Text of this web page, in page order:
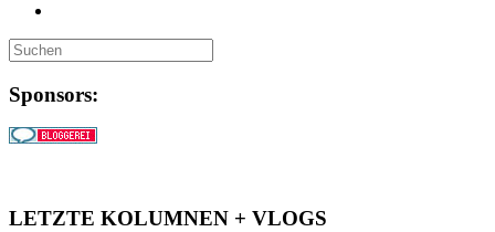
Sponsors:
LETZTE KOLUMNEN + VLOGS